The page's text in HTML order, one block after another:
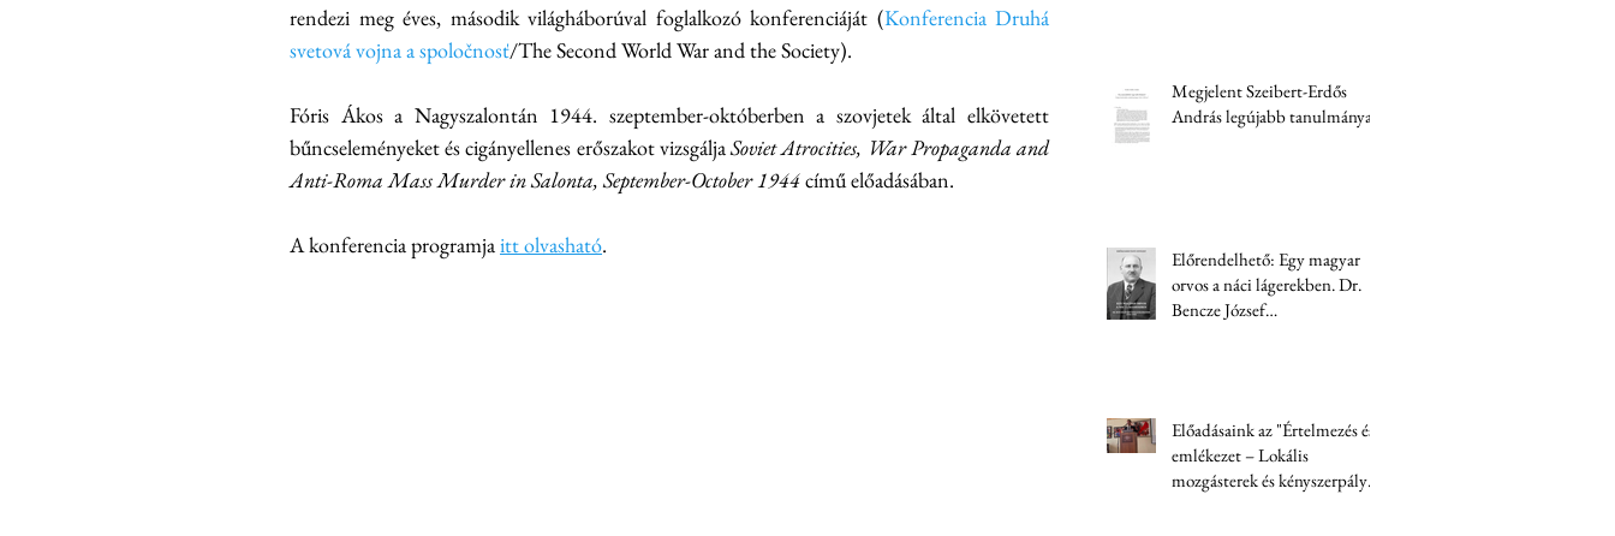
rendezi meg éves, második világháborúval foglalkozó konferenciáját (Konferencia Druhá
svetová vojna a spoločnosť/The Second World War and the Society).
Fóris Ákos a Nagyszalontán 1944. szeptember-októberben a szovjetek által elkövetett
bűncseleményeket és cigányellenes erőszakot vizsgálja Soviet Atrocities, War Propaganda and
Anti-Roma Mass Murder in Salonta, September-October 1944 című előadásában.
A konferencia programja itt olvasható.
Megjelent Szeibert-Erdős
András legújabb tanulmánya
Előrendelhető: Egy magyar
orvos a náci lágerekben. Dr.
Bencze József
Előadásaink az "Értelmezés és
emlékezet – Lokális
mozgásterek és kényszerpályák